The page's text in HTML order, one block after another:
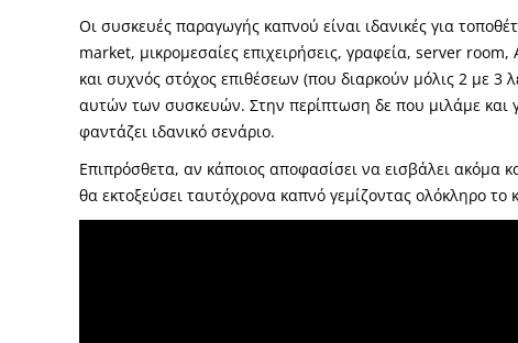
Οι συσκευές παραγωγής καπνού είναι ιδανικές για
market, μικρομεσαίες επιχειρήσεις, γραφεία, server
και συχνός στόχος επιθέσεων (που διαρκούν μόλις 2 με
αυτών των συσκευών. Στην περίπτωση δε που μιλάμε και
φαντάζει ιδανικό σενάριο.
Επιπρόσθετα, αν κάποιος αποφασίσει να εισβάλει
θα εκτοξεύσει ταυτόχρονα καπνό γεμίζοντας ολόκληρο το